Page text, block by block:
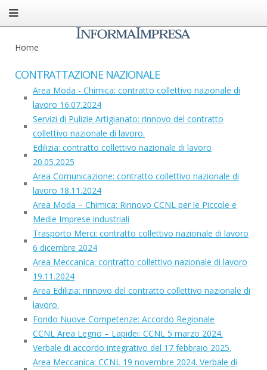
Home
CONTRATTAZIONE NAZIONALE
Area Moda - Chimica: contratto collettivo nazionale di
lavoro 16.07.2024
Servizi di Pulizie Artigianato: rinnovo del contratto
collettivo nazionale di lavoro.
Edilizia: contratto collettivo nazionale di lavoro
20.05.2025
Area Comunicazione: contratto collettivo nazionale di
lavoro 18.11.2024
Area Moda – Chimica: Rinnovo CCNL per le Piccole e
Medie Imprese industriali
Trasporto Merci: contratto collettivo nazionale di lavoro
6 dicembre 2024
Area Meccanica: contratto collettivo nazionale di lavoro
19.11.2024
Area Edilizia: rinnovo del contratto collettivo nazionale di
lavoro.
Fondo Nuove Competenze: Accordo Regionale
CCNL Area Legno – Lapidei: CCNL 5 marzo 2024.
Verbale di accordo integrativo del 17 febbraio 2025.
Area Meccanica: CCNL 19 novembre 2024. Verbale di